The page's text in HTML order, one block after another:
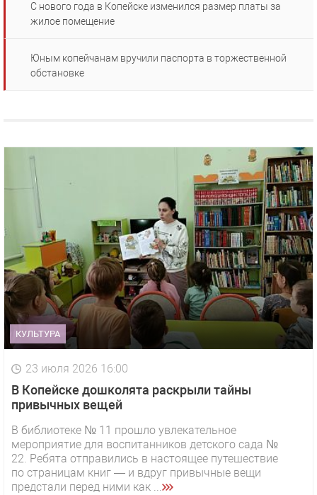
С нового года в Копейске изменился размер платы за
жилое помещение
Юным копейчанам вручили паспорта в торжественной
обстановке
КУЛЬТУРА
23 июля 2026 16:00
В Копейске дошколята раскрыли тайны
привычных вещей
В библиотеке № 11 прошло увлекательное
мероприятие для воспитанников детского сада №
22. Ребята отправились в настоящее путешествие
по страницам книг — и вдруг привычные вещи
предстали перед ними как ...